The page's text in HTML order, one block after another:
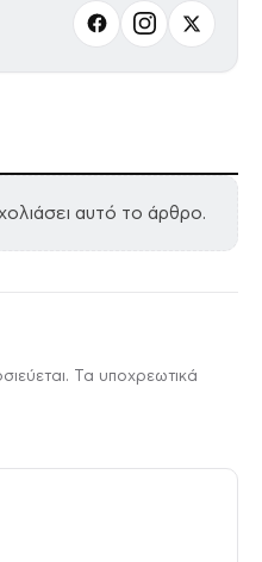
αυτό το άρθρο.
Τα υποχρεωτικά